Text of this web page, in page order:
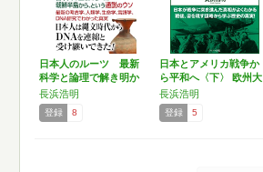
日本人のルーツ 最新
科学と論理で解き明か
す …
長浜浩明
登録 8
日本とアメリカ戦争か
ら平和へ〈下〉 欧州大
戦…
長浜浩明
登録 5